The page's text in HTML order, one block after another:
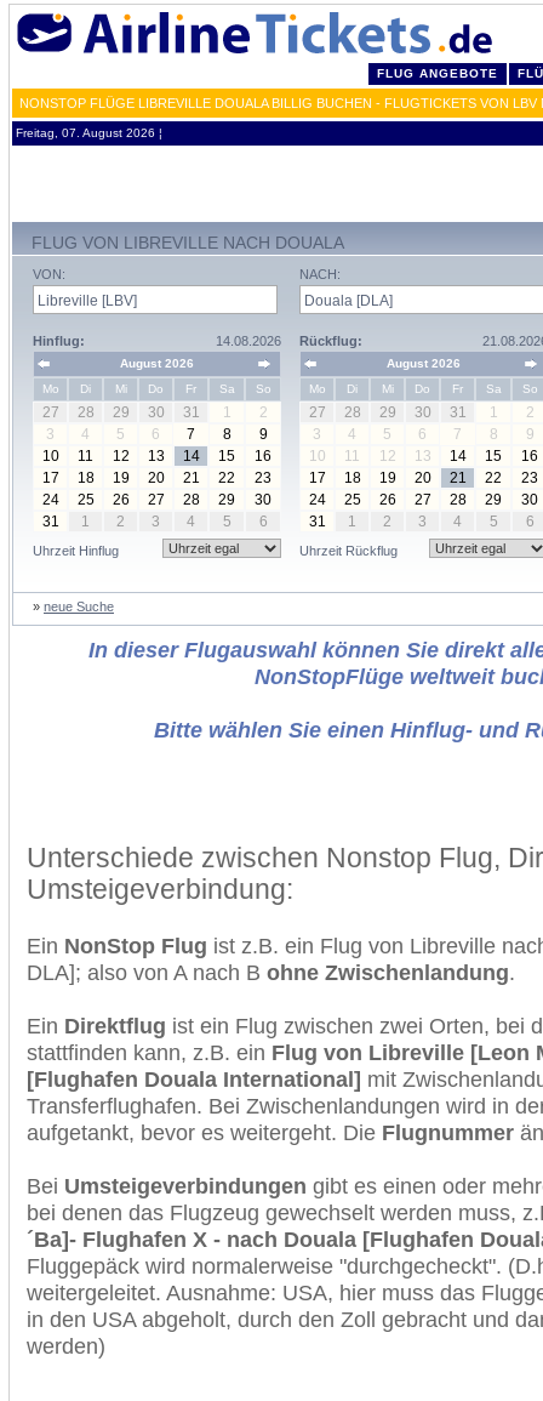
FLUG ANGEBOTE
NONSTOP FLÜGE LIBREVILLE DOUALA BILLIG BUCHEN - FLUGTICKETS VON LBV
Freitag, 07. August 2026 ¦
FLUG VON LIBREVILLE NACH DOUALA
VON:
Hinflug: 14.08.2026
August 2026
Mo
Di Mi Do Fr Sa So
27 28 29 30 31 1
2
3
4 5 6 7 8
9
10
11 12 13 14 15
16
17
18 19 20 21 22
23
24
25 26 27 28 29
30
31
1 2 3 4 5 6
Uhrzeit Hinflug
NACH:
Rückflug:
August 2026
Mo
Di Mi Do Fr Sa So
27 28 29 30 31 1
2
3
4 5 6 7 8
9
10
11 12 13 14 15
16
17
18 19 20 21 22
23
24
25 26 27 28 29
30
31
1 2 3 4 5 6
Uhrzeit Rückflug
» neue Suche
In dieser Flugauswahl können Sie direkt
NonStopFlüge weltweit
Bitte wählen Sie einen Hinflug- und
Unterschiede zwischen Nonstop Flug,
Umsteigeverbindung:
Ein NonStop Flug ist z.B. ein Flug von Libreville
DLA]; also von A nach B ohne Zwischenlandung.
Ein Direktflug ist ein Flug zwischen zwei Orten, bei
stattfinden kann, z.B. ein Flug von Libreville [Leon
[Flughafen Douala International] mit
Transferflughafen. Bei Zwischenlandungen wird in
aufgetankt, bevor es weitergeht. Die Flugnummer
Bei Umsteigeverbindungen gibt es einen oder
bei denen das Flugzeug gewechselt werden muss,
´Ba]- Flughafen X - nach Douala [Flughafen
Fluggepäck wird normalerweise "durchgecheckt".
weitergeleitet. Ausnahme: USA, hier muss das
in den USA abgeholt, durch den Zoll gebracht und
werden)